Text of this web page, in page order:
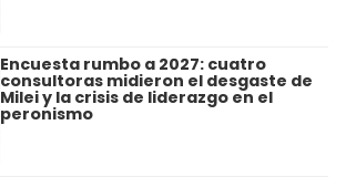
Encuesta rumbo a 2027: cuatro
consultoras midieron el desgaste de
Milei y la crisis de liderazgo en el
peronismo